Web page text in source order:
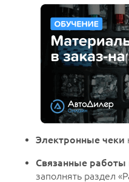
Электронные чеки
Связанные работы
заполнять раздел